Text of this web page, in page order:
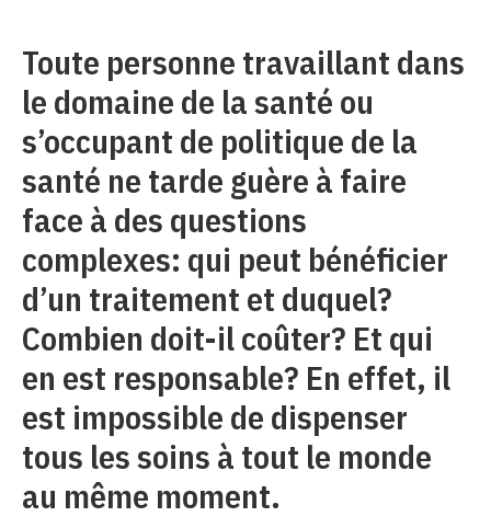
Toute personne travaillant dans
le domaine de la santé ou
s’occupant de politique de la
santé ne tarde guère à faire
face à des questions
complexes: qui peut bénéficier
d’un traitement et duquel?
Combien doit-il coûter? Et qui
en est responsable? En effet, il
est impossible de dispenser
tous les soins à tout le monde
au même moment.